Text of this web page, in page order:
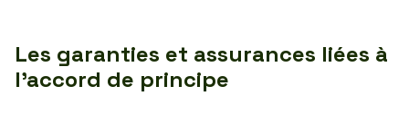
Les garanties et assurances liées à
l’accord de principe